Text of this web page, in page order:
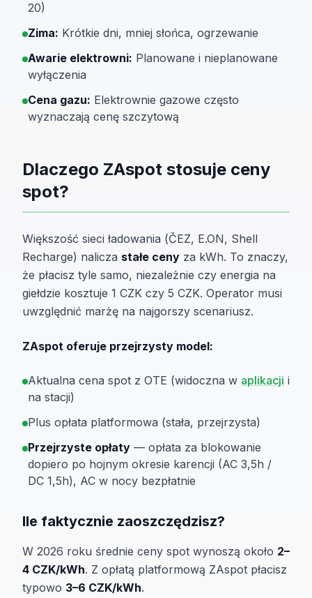
20)
Zima: Krótkie dni, mniej słońca, ogrzewanie
Awarie elektrowni: Planowane i nieplanowane
wyłączenia
Cena gazu: Elektrownie gazowe często
wyznaczają cenę szczytową
Dlaczego ZAspot stosuje ceny
spot?
Większość sieci ładowania (ČEZ, E.ON, Shell
Recharge) nalicza stałe ceny za kWh. To znaczy,
że płacisz tyle samo, niezależnie czy energia na
giełdzie kosztuje 1 CZK czy 5 CZK. Operator musi
uwzględnić marżę na najgorszy scenariusz.
ZAspot oferuje przejrzysty model:
Aktualna cena spot z OTE (widoczna w aplikacji i
na stacji)
Plus opłata platformowa (stała, przejrzysta)
Przejrzyste opłaty — opłata za blokowanie
dopiero po hojnym okresie karencji (AC 3,5h /
DC 1,5h), AC w nocy bezpłatnie
Ile faktycznie zaoszczędzisz?
W 2026 roku średnie ceny spot wynoszą około 2–
4 CZK/kWh. Z opłatą platformową ZAspot płacisz
typowo 3–6 CZK/kWh.